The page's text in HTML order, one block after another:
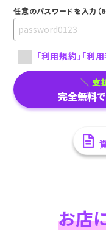
任意のパスワードを入力（6
「利用規約」 「利
支
完全無料
お店